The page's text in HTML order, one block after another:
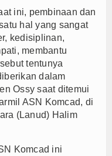
Beberkan Hasil Paripurna
ini, pembinaan dan
hal yang sangat
kedisiplinan,
membantu
tentunya
dalam
Ossy saat ditemui
ASN Komcad, di
(Lanud) Halim
Komcad ini